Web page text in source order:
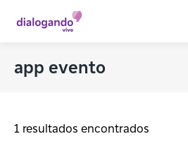
app evento
1 resultados encontrados